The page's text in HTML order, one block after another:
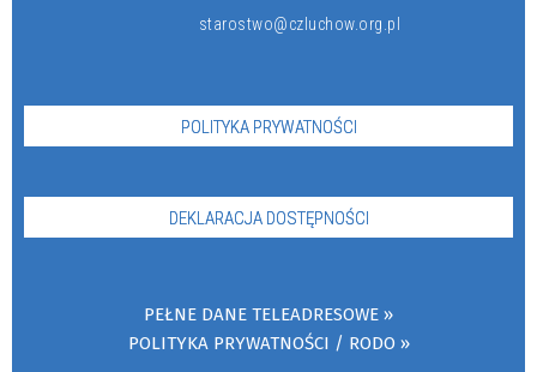
starostwo@czluchow.org.pl
POLITYKA PRYWATNOŚCI
DEKLARACJA DOSTĘPNOŚCI
PEŁNE DANE TELEADRESOWE
POLITYKA PRYWATNOŚCI / RODO